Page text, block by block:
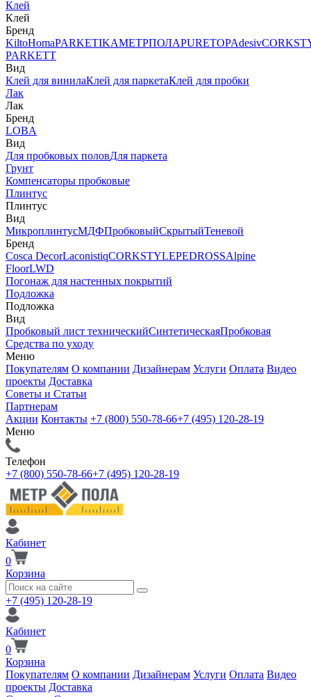
Клей
Клей
Бренд
KiltoHomaPARKETIKAМЕТРПОЛАPURETOPAdesiv
PARKETT
Вид
Клей для винилаКлей для паркетаКлей для пробки
Лак
Лак
Бренд
LOBA
Вид
Для пробковых половДля паркета
Грунт
Компенсаторы пробковые
Плинтус
Плинтус
Вид
МикроплинтусМДФПробковыйСкрытыйТеневой
Бренд
Cosca DecorLaconistiqCORKSTYLEPEDROSSAlpine
FloorLWD
Погонаж для настенных покрытий
Подложка
Подложка
Вид
Пробковый лист техническийСинтетическаяПробковая
Средства по уходу
Меню
Покупателям О компании Дизайнерам Услуги Оплата Видео
проекты Доставка
Советы и Статьи
Партнерам
Акции Контакты +7 (800) 550-78-66+7 (495) 120-28-19
Меню
Телефон
+7 (800) 550-78-66+7 (495) 120-28-19
Кабинет
0
Корзина
+7 (495) 120-28-19
Кабинет
0
Корзина
Покупателям О компании Дизайнерам Услуги Оплата Видео
проекты Доставка